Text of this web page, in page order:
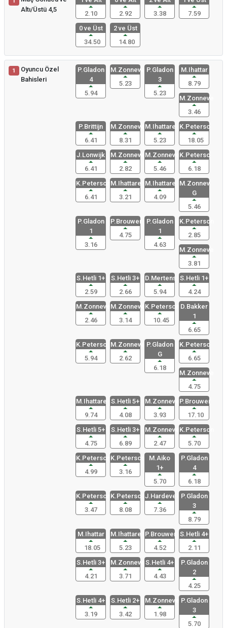
Altı/Üstü 4,5
2.10
2.92
3.38
7.59
0 ve Üst
34.50
2 ve Üst
14.80
1
Oyuncu Özel
Bahisleri
P.Gladon
4
5.94
M.Zonnevel
5.23
P.Gladon
3
5.23
M.Ihattar
8.79
M.Zonneve
3.46
P.Brittijn
6.41
M.Zonneve
8.31
M.Ihattare
5.23
K.Peterso
18.05
J.Lonwijk
6.41
M.Zonnevel
2.82
M.Zonneve
5.46
K.Peterso
6.18
K.Peterson
6.41
M.Ihattare
3.21
M.Ihattare
4.09
M.Zonnev
G
5.46
P.Gladon
1
3.16
P.Brouwer
4.75
P.Gladon
1
4.63
K.Peterson
2.85
M.Zonneve
3.81
S.Hetli 1+
2.59
S.Hetli 3+
2.66
D.Mertens
5.94
S.Hetli 1+
4.24
M.Zonnevel
2.46
M.Zonnevel
3.14
K.Peterson
10.45
D.Bakker
1
6.65
K.Peterso
5.94
M.Zonnevel
2.62
P.Gladon
G
6.18
K.Peterso
6.65
M.Zonneve
4.75
M.Ihattare
9.74
S.Hetli 5+
4.08
M.Zonneve
3.93
P.Brouwer
17.10
S.Hetli 5+
4.75
S.Hetli 3+
6.89
M.Zonnevel
2.47
K.Peterson
5.70
K.Peterson
4.99
K.Peterson
3.16
M.Aiko
1+
5.70
P.Gladon
4
6.18
K.Peterson
3.47
K.Peterso
8.08
J.Hardevel
7.36
P.Gladon
3
8.79
M.Ihattar
18.05
M.Ihattare
5.23
P.Brouwer
4.52
S.Hetli 4+
2.11
S.Hetli 3+
4.21
M.Zonneve
3.71
S.Hetli 4+
4.43
P.Gladon
2
4.25
S.Hetli 4+
3.19
S.Hetli 2+
3.42
M.Zonnevel
1.98
P.Gladon
3
5.70